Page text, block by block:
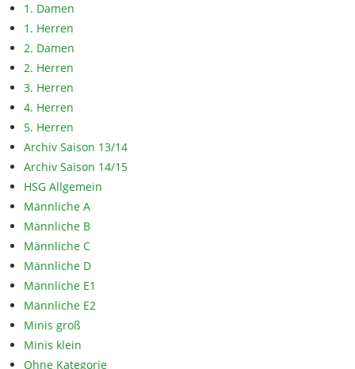
1. Damen
1. Herren
2. Damen
2. Herren
3. Herren
4. Herren
5. Herren
Archiv Saison 13/14
Archiv Saison 14/15
HSG Allgemein
Männliche A
Männliche B
Männliche C
Männliche D
Männliche E1
Männliche E2
Minis groß
Minis klein
Ohne Kategorie